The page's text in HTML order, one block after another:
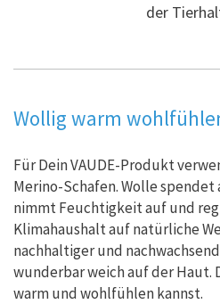
der
Wollig warm
Für Dein VAUDE-Produkt
Merino-Schafen. Wolle spendet
nimmt Feuchtigkeit auf und
Klimahaushalt auf natürliche
nachhaltiger und
wunderbar weich auf der Haut.
warm und wohlfühlen kannst.